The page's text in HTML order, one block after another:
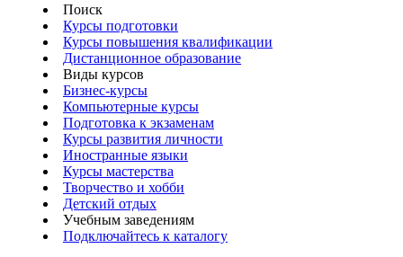
Поиск
Курсы подготовки
Курсы повышения квалификации
Дистанционное образование
Виды курсов
Бизнес-курсы
Компьютерные курсы
Подготовка к экзаменам
Курсы развития личности
Иностранные языки
Курсы мастерства
Творчество и хобби
Детский отдых
Учебным заведениям
Подключайтесь к каталогу